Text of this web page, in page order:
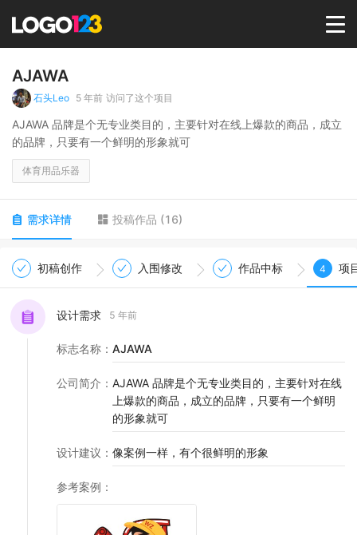
选择套餐→
商标版权
LOGO
AJAWA
石头Leo 5 年前 访问了这个项目
AJAWA 品牌是个无专业类目的，主要针对在线上爆款的商品，成立
的品牌，只要有一个鲜明的形象就可
体育用品乐器
需求详情 投稿作品 (16)
初稿创作 入围修改 作品中标 4 项
设计需求 5 年前
标志名称 ： AJAWA
公司简介 ： AJAWA 品牌是个无专业类目的，主要针对在线
上爆款的商品，成立的品牌，只要有一个鲜明
的形象就可
设计建议 ： 像案例一样，有个很鲜明的形象
参考案例 ：